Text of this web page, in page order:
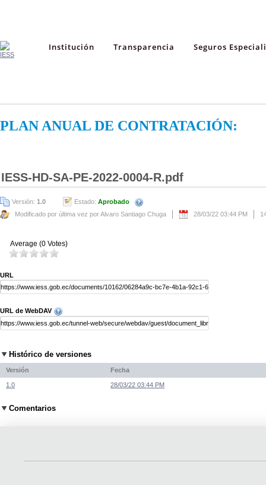
Institución Transparencia Seguros
PLAN ANUAL DE CONTRATACIÓN:
IESS-HD-SA-PE-2022-0004-R.pdf
Versión: 1.0 Estado: Aprobado
Modificado por última vez por Alvaro Santiago Chuga
28/03/22 03:44 PM
Average (0 Votes)
URL
URL de WebDAV
Histórico de versiones
Versión Fecha
1.0 28/03/22 03:44 PM
Comentarios